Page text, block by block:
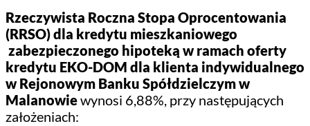
Rzeczywista Roczna Stopa Oprocentowania
(RRSO) dla kredytu mieszkaniowego
zabezpieczonego hipoteką w ramach oferty
kredytu EKO-DOM dla klienta indywidualnego
w Rejonowym Banku Spółdzielczym w
Malanowiewynosi 6,88%, przy następujących
założeniach: